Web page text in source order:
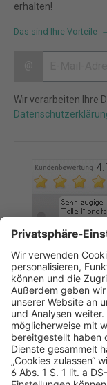
erhalten!
Das sind Ihre Vorteile
Wir verarbeiten Ihre